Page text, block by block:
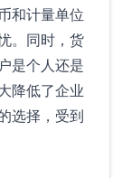
和计量单位
。同时，货
是个人还是
降低了企业
选择，受到